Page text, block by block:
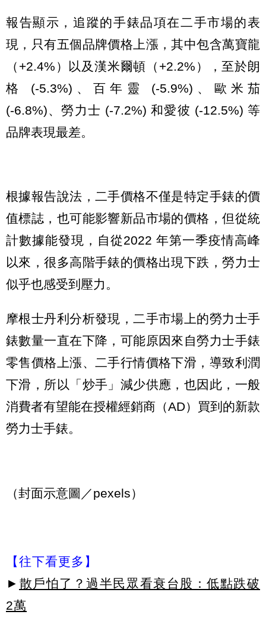
報告顯示，追蹤的手錶品項在二手市場的表
現，只有五個品牌價格上漲，其中包含萬寶龍
（+2.4%）以及漢米爾頓（+2.2%），至於朗
格 (-5.3%)、百年靈 (-5.9%)、歐米茄
(-6.8%)、勞力士 (-7.2%) 和愛彼 (-12.5%) 等
品牌表現最差。
根據報告說法，二手價格不僅是特定手錶的價
值標誌，也可能影響新品市場的價格，但從統
計數據能發現，自從2022 年第一季疫情高峰
以來，很多高階手錶的價格出現下跌，勞力士
似乎也感受到壓力。
摩根士丹利分析發現，二手市場上的勞力士手
錶數量一直在下降，可能原因來自勞力士手錶
零售價格上漲、二手行情價格下滑，導致利潤
下滑，所以「炒手」減少供應，也因此，一般
消費者有望能在授權經銷商（AD）買到的新款
勞力士手錶。
（封面示意圖／pexels）
【往下看更多】
► 散戶怕了？過半民眾看衰台股：低點跌破
2萬